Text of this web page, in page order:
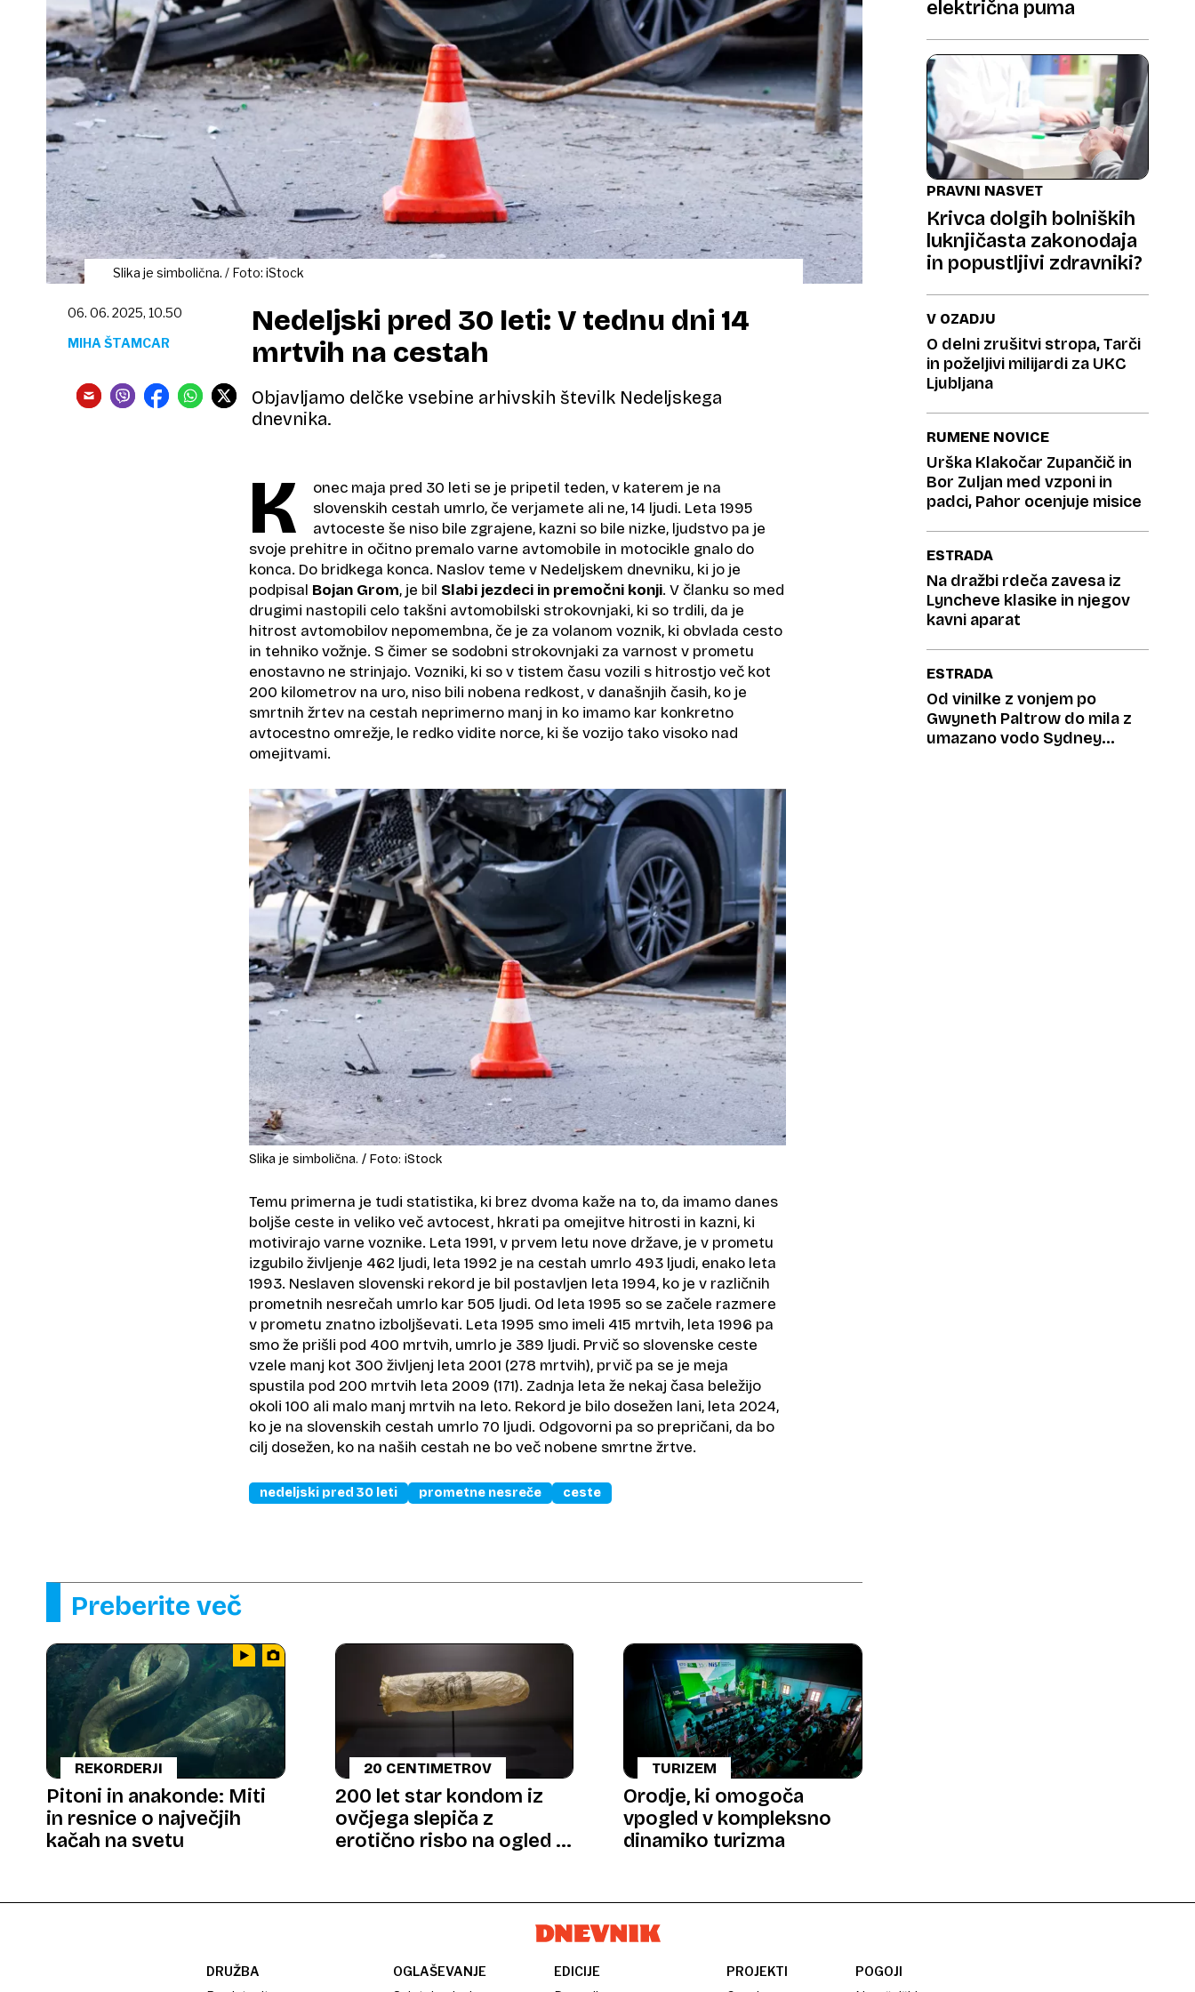
Slika je simbolična. / Foto: iStock
Nedeljski pred 30 leti: V tednu dni 14
mrtvih na cestah
Objavljamo delčke vsebine arhivskih številk Nedeljskega
dnevnika.
06. 06. 2025, 10.50
MIHA ŠTAMCAR
K
onec maja pred 30 leti se je pripetil teden, v katerem je na
slovenskih cestah umrlo, če verjamete ali ne, 14 ljudi. Leta 1995
avtoceste še niso bile zgrajene, kazni so bile nizke, ljudstvo pa je
svoje prehitre in očitno premalo varne avtomobile in motocikle gnalo do
konca. Do bridkega konca. Naslov teme v Nedeljskem dnevniku, ki jo je
podpisal Bojan Grom, je bil Slabi jezdeci in premočni konji. V članku so med
drugimi nastopili celo takšni avtomobilski strokovnjaki, ki so trdili, da je
hitrost avtomobilov nepomembna, če je za volanom voznik, ki obvlada cesto
in tehniko vožnje. S čimer se sodobni strokovnjaki za varnost v prometu
enostavno ne strinjajo. Vozniki, ki so v tistem času vozili s hitrostjo več kot
200 kilometrov na uro, niso bili nobena redkost, v današnjih časih, ko je
smrtnih žrtev na cestah neprimerno manj in ko imamo kar konkretno
avtocestno omrežje, le redko vidite norce, ki še vozijo tako visoko nad
omejitvami.
Slika je simbolična. / Foto: iStock
Temu primerna je tudi statistika, ki brez dvoma kaže na to, da imamo danes
boljše ceste in veliko več avtocest, hkrati pa omejitve hitrosti in kazni, ki
motivirajo varne voznike. Leta 1991, v prvem letu nove države, je v prometu
izgubilo življenje 462 ljudi, leta 1992 je na cestah umrlo 493 ljudi, enako leta
1993. Neslaven slovenski rekord je bil postavljen leta 1994, ko je v različnih
prometnih nesrečah umrlo kar 505 ljudi. Od leta 1995 so se začele razmere
v prometu znatno izboljševati. Leta 1995 smo imeli 415 mrtvih, leta 1996 pa
smo že prišli pod 400 mrtvih, umrlo je 389 ljudi. Prvič so slovenske ceste
vzele manj kot 300 življenj leta 2001 (278 mrtvih), prvič pa se je meja
spustila pod 200 mrtvih leta 2009 (171). Zadnja leta že nekaj časa beležijo
okoli 100 ali malo manj mrtvih na leto. Rekord je bilo dosežen lani, leta 2024,
ko je na slovenskih cestah umrlo 70 ljudi. Odgovorni pa so prepričani, da bo
cilj dosežen, ko na naših cestah ne bo več nobene smrtne žrtve.
nedeljski pred 30 leti prometne nesreče ceste
električna puma
PRAVNI NASVET
Krivca dolgih bolniških
luknjičasta zakonodaja
in popustljivi zdravniki?
V OZADJU
O delni zrušitvi stropa, Tarči
in poželjivi milijardi za UKC
Ljubljana
RUMENE NOVICE
Urška Klakočar Zupančič in
Bor Zuljan med vzponi in
padci, Pahor ocenjuje misice
ESTRADA
Na dražbi rdeča zavesa iz
Lyncheve klasike in njegov
kavni aparat
ESTRADA
Od vinilke z vonjem po
Gwyneth Paltrow do mila z
umazano vodo Sydney
Preberite več
REKORDERJI
Pitoni in anakonde: Miti
in resnice o največjih
kačah na svetu
20 CENTIMETROV
200 let star kondom iz
ovčjega slepiča z
erotično risbo na ogled v
TURIZEM
Orodje, ki omogoča
vpogled v kompleksno
dinamiko turizma
DRUŽBA
OGLAŠEVANJE
EDICIJE
PROJEKTI
POGOJI